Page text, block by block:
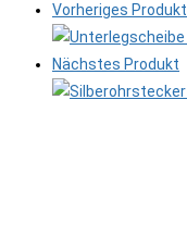
Vorheriges Produkt
Nächstes Produkt